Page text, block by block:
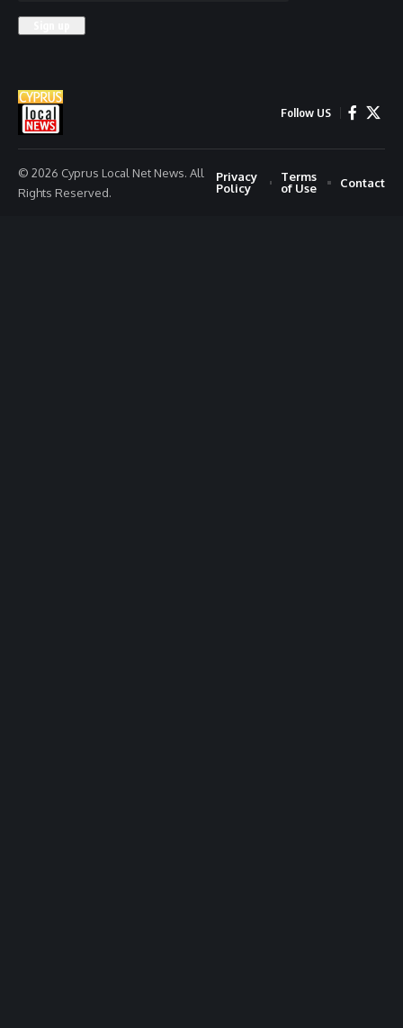
Follow US
© 2026 Cyprus Local Net News. All
Rights Reserved.
Privacy
Policy
Terms
of Use
Contact